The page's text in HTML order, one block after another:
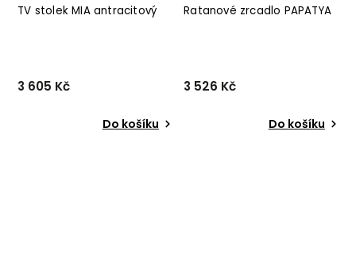
TV stolek MIA antracitový
3 605 Kč
Do košíku
Ratanové zrcadlo PAPATYA
3 526 Kč
Do košíku